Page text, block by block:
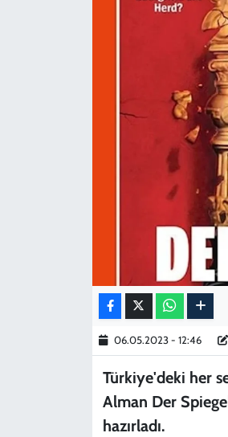
06.05.2023 - 12:46
Türkiye'deki her
Alman Der
hazırladı.